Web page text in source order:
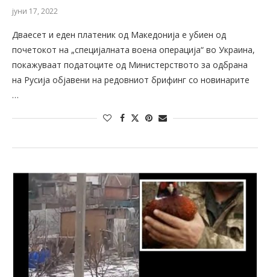
јуни 17, 2022
Дваесет и еден платеник од Македонија е убиен од
почетокот на „специјалната воена операција“ во Украина,
покажуваат податоците од Министерството за одбрана
на Русија објавени на редовниот брифинг со новинарите
…